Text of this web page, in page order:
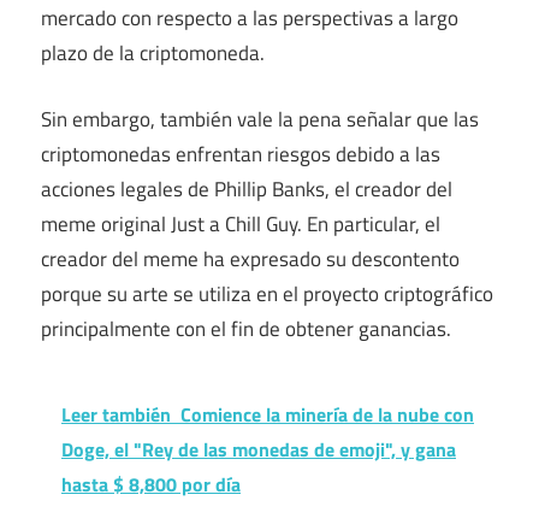
mercado con respecto a las perspectivas a largo
plazo de la criptomoneda.
Sin embargo, también vale la pena señalar que las
criptomonedas enfrentan riesgos debido a las
acciones legales de Phillip Banks, el creador del
meme original Just a Chill Guy. En particular, el
creador del meme ha expresado su descontento
porque su arte se utiliza en el proyecto criptográfico
principalmente con el fin de obtener ganancias.
Leer también Comience la minería de la nube con
Doge, el "Rey de las monedas de emoji", y gana
hasta $ 8,800 por día